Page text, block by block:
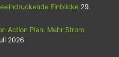
Einblicke 29.
Action Plan: Mehr Strom
2026